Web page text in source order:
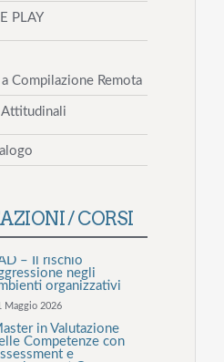
PLAY
a Compilazione Remota
Attitudinali
/ CORSI
negli
organizzativi
Maggio 2026
in Valutazione
Competenze con
e
Ce...